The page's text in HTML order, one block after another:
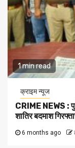
1 min read
क्राइम न्यूज
CRIME NEWS :
शातिर बदमाश
6 months ago